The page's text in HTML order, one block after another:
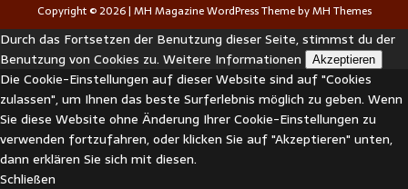
Copyright © 2026 | MH Magazine WordPress Theme byMH Themes
Durch das Fortsetzen der Benutzung dieser Seite, stimmst du der
Benutzung von Cookies zu. Weitere Informationen Akzeptieren
Die Cookie-Einstellungen auf dieser Website sind auf "Cookies
zulassen", um Ihnen das beste Surferlebnis möglich zu geben. Wenn
Sie diese Website ohne Änderung Ihrer Cookie-Einstellungen zu
verwenden fortzufahren, oder klicken Sie auf "Akzeptieren" unten,
dann erklären Sie sich mit diesen.
Schließen